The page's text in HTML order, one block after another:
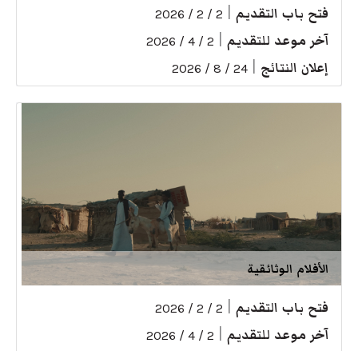
فتح باب التقديم 2 / 2 / 2026
آخر موعد للتقديم 2 / 4 / 2026
إعلان النتائج 24 / 8 / 2026
الأفلام الوثائقية
فتح باب التقديم 2 / 2 / 2026
آخر موعد للتقديم 2 / 4 / 2026